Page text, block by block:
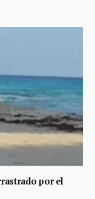
por el